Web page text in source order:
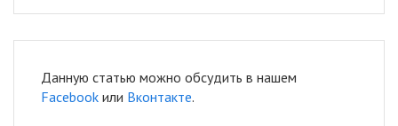
Данную статью можно обсудить в нашем
Facebook или Вконтакте.